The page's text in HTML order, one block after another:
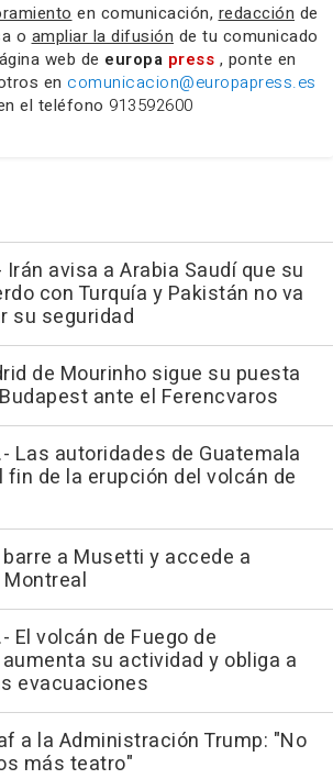
en comunicación, redacción de
o ampliar la difusión de tu comunicado
web de europa press , ponte en
en comunicacion@europapress.es
el teléfono 913592600
Irán avisa a Arabia Saudí que su
con Turquía y Pakistán no va
su seguridad
de Mourinho sigue su puesta
ante el Ferencvaros
Las autoridades de Guatemala
fin de la erupción del volcán de
a Musetti y accede a
El volcán de Fuego de
su actividad y obliga a
evacuaciones
a la Administración Trump: "No
más teatro"